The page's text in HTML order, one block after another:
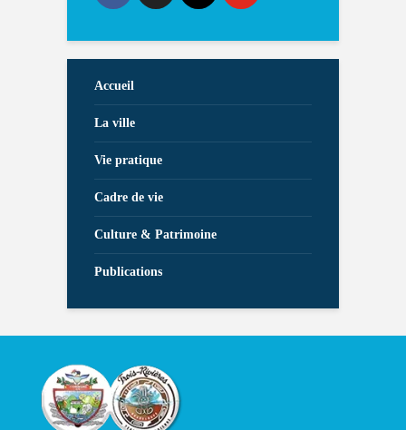
Accueil
La ville
Vie pratique
Cadre de vie
Culture & Patrimoine
Publications